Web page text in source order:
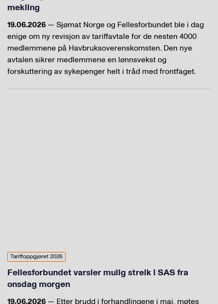
mekling
19.06.2026 — Sjømat Norge og Fellesforbundet ble i dag
enige om ny revisjon av tariffavtale for de nesten 4000
medlemmene på Havbruksoverenskomsten. Den nye
avtalen sikrer medlemmene en lønnsvekst og
forskuttering av sykepenger helt i tråd med frontfaget.
Tariffoppgjøret 2026
Fellesforbundet varsler mulig streik i SAS fra
onsdag morgen
19.06.2026 — Etter brudd i forhandlingene i mai, møtes